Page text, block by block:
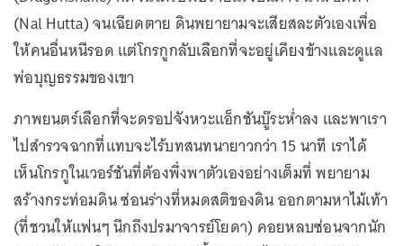
(Nal Hutta) จนเฉียดตาย ดินพยายามจะเสียสละตัวเองเพื่อ
ให้คนอื่นหนีรอด แต่โกรกูกลับเลือกที่จะอยู่เคียงข้างและดูแล
พ่อบุญธรรมของเขา
ภาพยนตร์เลือกที่จะดรอปจังหวะแอ็กชันบู๊ระห่ำลง และพาเรา
ไปสำรวจฉากที่แทบจะไร้บทสนทนายาวกว่า 15 นาที เราได้
เห็นโกรกูในเวอร์ชันที่ต้องพึ่งพาตัวเองอย่างเต็มที่ พยายาม
สร้างกระท่อมดิน ซ่อนร่างที่หมดสติของดิน ออกตามหาไม้เท้า
(ที่ชวนให้แฟนๆ นึกถึงปรมาจารย์โยดา) คอยหลบซ่อนจากนัก